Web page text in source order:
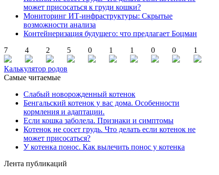
может присосаться к груди кошки?
Мониторинг ИТ-инфраструктуры: Скрытые
возможности анализа
Контейнеризация будущего: что предлагает Боцман
7
4 2 5 0 1 1 0 0 1
Калькулятор родов
Самые читаемые
Слабый новорожденный котенок
Бенгальский котенок у вас дома. Особенности
кормления и адаптации.
Если кошка заболела. Признаки и симптомы
Котенок не сосет грудь. Что делать если котенок не
может присосаться?
У котенка понос. Как вылечить понос у котенка
Лента публикаций